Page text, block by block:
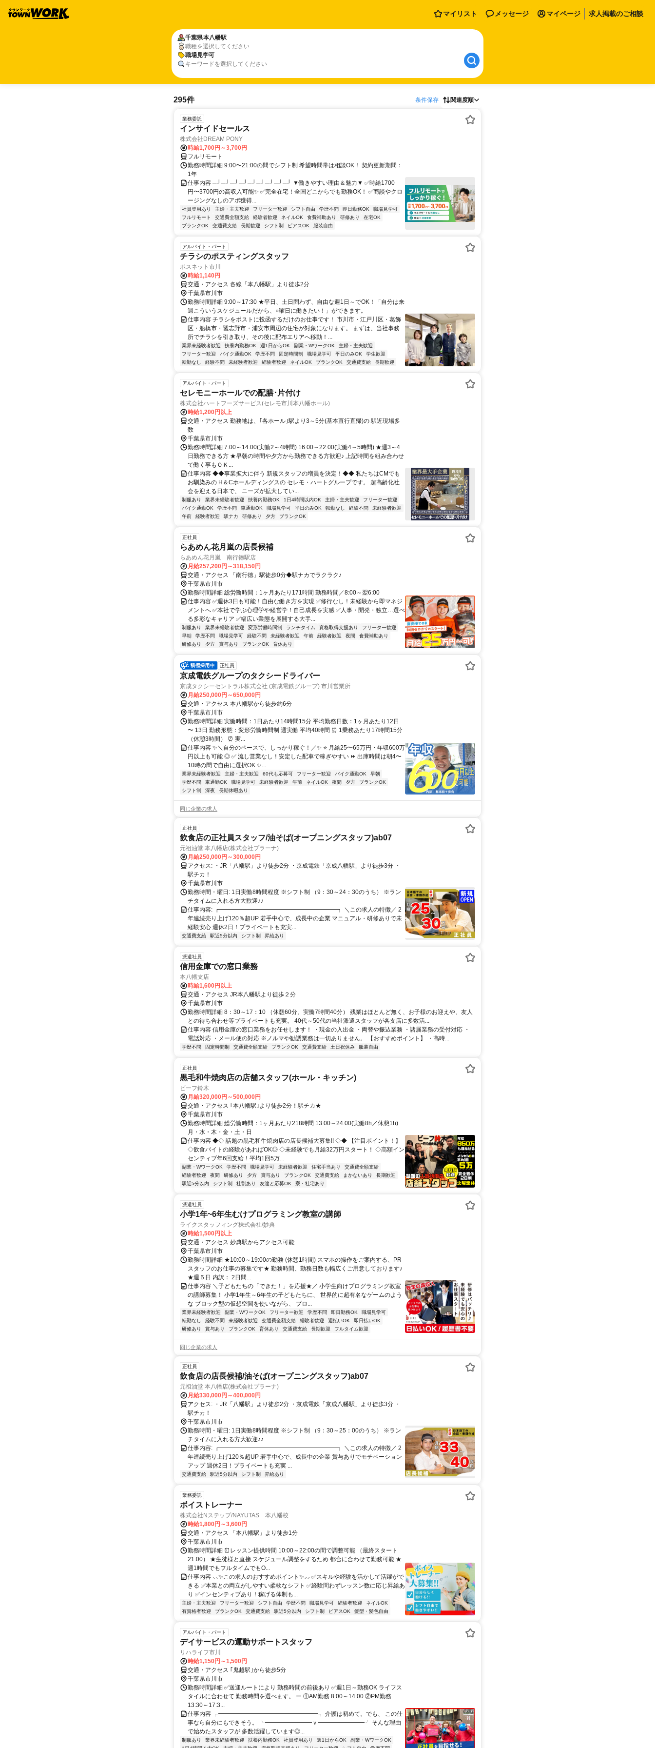
マイリスト メッセージ マイページ 求人掲載のご相談
千葉県本八幡駅
職種を選択してください
職場見学可
キーワードを選択してください
295件 条件保存 関連度順
業務委託
インサイドセールス
株式会社DREAM PONY
時給1,700円～3,700円
フルリモート
勤務時間詳細 9:00〜21:00の間でシフト制 希望時間帯は相談OK！ 契約更新期間：
1年
仕事内容 ─┘─┘─┘─┘─┘─┘─┘─┘─┘ ▼働きやすい理由＆魅力▼ ✅時給1700
円〜3700円の高収入可能✨ ✅完全在宅！全国どこからでも勤務OK！ ✅商談やクロ
ージングなしのアポ獲得...
社員登用あり 主婦・主夫歓迎 フリーター歓迎 シフト自由 学歴不問 即日勤務OK
職場見学可
フルリモート
交通費全額支給 経験者歓迎 ネイルOK 食費補助あり 研修あり
在宅OK
ブランクOK
交通費支給 長期歓迎 シフト制 ピアスOK 服装自由
アルバイト・パート
チラシのポスティングスタッフ
ポスネット市川
時給1,140円
交通・アクセス 各線「本八幡駅」より徒歩2分
千葉県市川市
勤務時間詳細 9:00～17:30 ★平日、土日問わず、自由な週1日～でOK！「自分は来
週こういうスケジュールだから、○曜日に働きたい！」ができます。
仕事内容 チラシをポストに投函するだけのお仕事です！ 市川市・江戸川区・葛飾
区・船橋市・習志野市・浦安市周辺の住宅が対象になります。 まずは、当社事務
所でチラシを引き取り、その後に配布エリアへ移動！...
業界未経験者歓迎 扶養内勤務OK 週1日からOK 副業・WワークOK
主婦・主夫歓迎
フリーター歓迎
バイク通勤OK 学歴不問 固定時間制 職場見学可 平日のみOK
学生歓迎
転勤なし
経験不問 未経験者歓迎 経験者歓迎 ネイルOK ブランクOK 交通費支給 長期歓迎
アルバイト・パート
セレモニーホールでの配膳･片付け
株式会社ハートフーズサービス(セレモ市川本八幡ホール)
時給1,200円以上
交通・アクセス 勤務地は、｢各ホール｣駅より3～5分(基本直行直帰)の 駅近現場多
数
千葉県市川市
勤務時間詳細 7:00～14:00(実働2～4時間) 16:00～22:00(実働4～5時間) ★週3～4
日勤務できる方 ★早朝の時間や夕方から勤務できる方歓迎♪ 上記時間を組み合わせ
て働く事もＯＫ...
仕事内容 ◆◆事業拡大に伴う 新規スタッフの増員を決定！◆◆ 私たちはCMでも
お馴染みの H＆Cホールディングスの セレモ・ハートグループです。 超高齢化社
会を迎える日本で、 ニーズが拡大してい...
制服あり 業界未経験者歓迎 扶養内勤務OK 1日4時間以内OK 主婦・主夫歓迎
フリーター歓迎
バイク通勤OK
学歴不問 車通勤OK 職場見学可 平日のみOK 転勤なし 経験不問
未経験者歓迎
午前
経験者歓迎 駅ナカ 研修あり 夕方 ブランクOK
正社員
らあめん花月嵐の店長候補
らあめん花月嵐 南行徳駅店
月給257,200円～318,150円
交通・アクセス 「南行徳」駅徒歩0分◆駅ナカでラクラク♪
千葉県市川市
勤務時間詳細 総労働時間：1ヶ月あたり171時間 勤務時間／8:00～翌6:00
仕事内容 ✅週休3日も可能！自由な働き方を実現 ✅修行なし！未経験から即マネジ
メントへ ✅本社で学ぶ心理学や経営学！自己成長を実感 ✅人事・開発・独立…選べ
る多彩なキャリア ✅幅広い業態を展開する大手...
制服あり 業界未経験者歓迎 変形労働時間制 ランチタイム 資格取得支援あり
フリーター歓迎
早朝
学歴不問 職場見学可 経験不問 未経験者歓迎 午前 経験者歓迎 夜間
食費補助あり
研修あり
夕方 賞与あり ブランクOK 育休あり
正社員
京成電鉄グループのタクシードライバー
京成タクシーセントラル株式会社 (京成電鉄グループ) 市川営業所
月給250,000円～650,000円
交通・アクセス 本八幡駅から徒歩約6分
千葉県市川市
勤務時間詳細 実働時間：1日あたり14時間15分 平均勤務日数：1ヶ月あたり12日
〜 13日 勤務形態：変形労働時間制 週実働 平均40時間 ⏰ 1乗務あたり17時間15分
（休憩3時間） ⏰ 実...
仕事内容 ✨＼自分のペースで、しっかり稼ぐ！／✨ ⭐ 月給25〜65万円・年収600万
円以上も可能 ◎ ✅ 流し営業なし！安定した配車で稼ぎやすい ⏩ 出庫時間は朝4〜
10時の間で自由に選択OK ✨...
業界未経験者歓迎 主婦・主夫歓迎 60代も応募可 フリーター歓迎 バイク通勤OK
早朝
学歴不問
車通勤OK 職場見学可 未経験者歓迎 午前 ネイルOK 夜間 夕方
ブランクOK
シフト制
深夜 長期休暇あり
同じ企業の求人
正社員
飲食店の正社員スタッフ/油そば(オープニングスタッフ)ab07
元祖油堂 本八幡店(株式会社プラーナ)
月給250,000円～300,000円
アクセス: ・JR「八幡駅」より徒歩2分 ・京成電鉄「京成八幡駅」より徒歩3分 ・
駅チカ！
千葉県市川市
勤務時間・曜日: 1日実働8時間程度 ※シフト制 （9：30～24：30のうち） ※ラン
チタイムに入れる方大歓迎♪♪
仕事内容: ┏━━━━━━━━━━━━━━━━━━━━┓ ＼この求人の特徴／ 2
年連続売り上げ120％超UP 若手中心で、成長中の企業 マニュアル・研修ありで未
経験安心 週休2日！プライベートも充実...
交通費支給 駅近5分以内 シフト制 昇給あり
派遣社員
信用金庫での窓口業務
本八幡支店
時給1,600円以上
交通・アクセス JR本八幡駅より徒歩２分
千葉県市川市
勤務時間詳細 8：30～17：10 （休憩60分、実働7時間40分） 残業はほとんど無く、お子様のお迎えや、友人
との待ち合わせ等プライベートも充実。 40代～50代の当社派遣スタッフが各支店に多数活...
仕事内容 信用金庫の窓口業務をお任せします！ ・現金の入出金 ・両替や振込業務 ・諸届業務の受付対応 ・
電話対応 ・メール便の対応 ※ノルマや勧誘業務は一切ありません。 【おすすめポイント】 ・高時...
学歴不問 固定時間制 交通費全額支給 ブランクOK 交通費支給 土日祝休み 服装自由
正社員
黒毛和牛焼肉店の店舗スタッフ(ホール・キッチン)
ビーフ鈴木
月給320,000円～500,000円
交通・アクセス ｢本八幡駅｣より徒歩2分！駅チカ★
千葉県市川市
勤務時間詳細 総労働時間：1ヶ月あたり218時間 13:00～24:00(実働8h／休憩1h)
月・水・木・金・土・日
仕事内容 ◆◇ 話題の黒毛和牛焼肉店の店長候補大募集!! ◇◆ 【注目ポイント！】
◇飲食バイトの経験があればOK◎ ◇未経験でも月給32万円スタート！ ◇高額イン
センティブ年6回支給！平均1回5万...
副業・WワークOK 学歴不問 職場見学可 未経験者歓迎 住宅手当あり
交通費全額支給
経験者歓迎
夜間 研修あり 夕方 賞与あり ブランクOK 交通費支給 まかないあり
長期歓迎
駅近5分以内
シフト制 社割あり 友達と応募OK 寮・社宅あり
派遣社員
小学1年~6年生むけプログラミング教室の講師
ライクスタッフィング株式会社/妙典
時給1,500円以上
交通・アクセス 妙典駅からアクセス可能
千葉県市川市
勤務時間詳細 ★10:00～19:00の勤務 (休憩1時間) スマホの操作をご案内する、PR
スタッフのお仕事の募集です★ 勤務時間、勤務日数も幅広くご用意しております♪
★週５日 内訳： 2日間...
仕事内容 ＼子どもたちの「できた！」を応援★／ 小学生向けプログラミング教室
の講師募集！ 小学1年生～6年生の子どもたちに、 世界的に超有名なゲームのよう
な ブロック型の仮想空間を使いながら、 プロ...
業界未経験者歓迎 副業・WワークOK フリーター歓迎 学歴不問 即日勤務OK
職場見学可
転勤なし
経験不問 未経験者歓迎 交通費全額支給 経験者歓迎 週払いOK
即日払いOK
研修あり
賞与あり ブランクOK 育休あり 交通費支給 長期歓迎 フルタイム歓迎
同じ企業の求人
正社員
飲食店の店長候補/油そば(オープニングスタッフ)ab07
元祖油堂 本八幡店(株式会社プラーナ)
月給330,000円～400,000円
アクセス: ・JR「八幡駅」より徒歩2分 ・京成電鉄「京成八幡駅」より徒歩3分 ・
駅チカ！
千葉県市川市
勤務時間・曜日: 1日実働8時間程度 ※シフト制 （9：30～25：00のうち） ※ラン
チタイムに入れる方大歓迎♪♪
仕事内容: ┏━━━━━━━━━━━━━━━━━━━━┓ ＼この求人の特徴／ 2
年連続売り上げ120％超UP 若手中心で、成長中の企業 賞与ありでモチベーション
アップ 週休2日！プライベートも充実 ...
交通費支給 駅近5分以内 シフト制 昇給あり
業務委託
ボイストレーナー
株式会社Nステップ/NAYUTAS 本八幡校
時給1,800円～3,600円
交通・アクセス 「本八幡駅」より徒歩1分
千葉県市川市
勤務時間詳細 ⏰レッスン提供時間 10:00～22:00の間で調整可能 （最終スタート
21:00） ★生徒様と直接 スケジュール調整をするため 都合に合わせて勤務可能 ★
週1時間でもフルタイムでもO...
仕事内容 ⸜⸜✨この求人のおすすめポイント✨⸝⸝ ✅スキルや経験を活かして活躍がで
きる ✅本業との両立がしやすい柔軟なシフト ✅経験問わずレッスン数に応じ昇給あ
り ✅インセンティブあり！稼げる体制も...
主婦・主夫歓迎 フリーター歓迎 シフト自由 学歴不問 職場見学可 経験者歓迎
ネイルOK
有資格者歓迎
ブランクOK 交通費支給 駅近5分以内 シフト制 ピアスOK 髪型・髪色自由
アルバイト・パート
デイサービスの運動サポートスタッフ
リハライフ市川
時給1,150円～1,500円
交通・アクセス ｢鬼越駅｣から徒歩5分
千葉県市川市
勤務時間詳細 ✅送迎ルートにより 勤務時間の前後あり ✅週1日～勤務OK ライフス
タイルに合わせて 勤務時間を選べます。 ー ①AM勤務 8:00～14:00 ②PM勤務
13:30～17:3...
仕事内容 ╭━━━━━━━━━━━━━━━━━╮ 介護は初めて。でも、 この仕
事なら自分にもできそう。 ╰━━━━━━━━ｖ━━━━━━━━╯ そんな理由
で始めたスタッフが 多数活躍しています◎...
制服あり 業界未経験者歓迎 扶養内勤務OK 社員登用あり 週1日からOK
副業・WワークOK